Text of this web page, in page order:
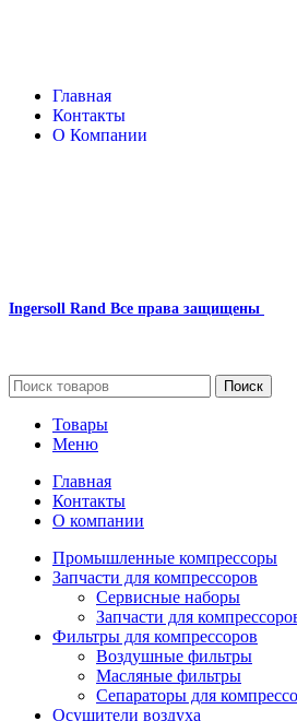
Главная
Контакты
О Компании
Ingersoll Rand Все права защищены
Поиск
Товары
Меню
Главная
Контакты
О компании
Промышленные компрессоры
Запчасти для компрессоров
Сервисные наборы
Запчасти для
Фильтры для компрессоров
Воздушные фильтры
Масляные фильтры
Сепараторы для
Осушители воздуха